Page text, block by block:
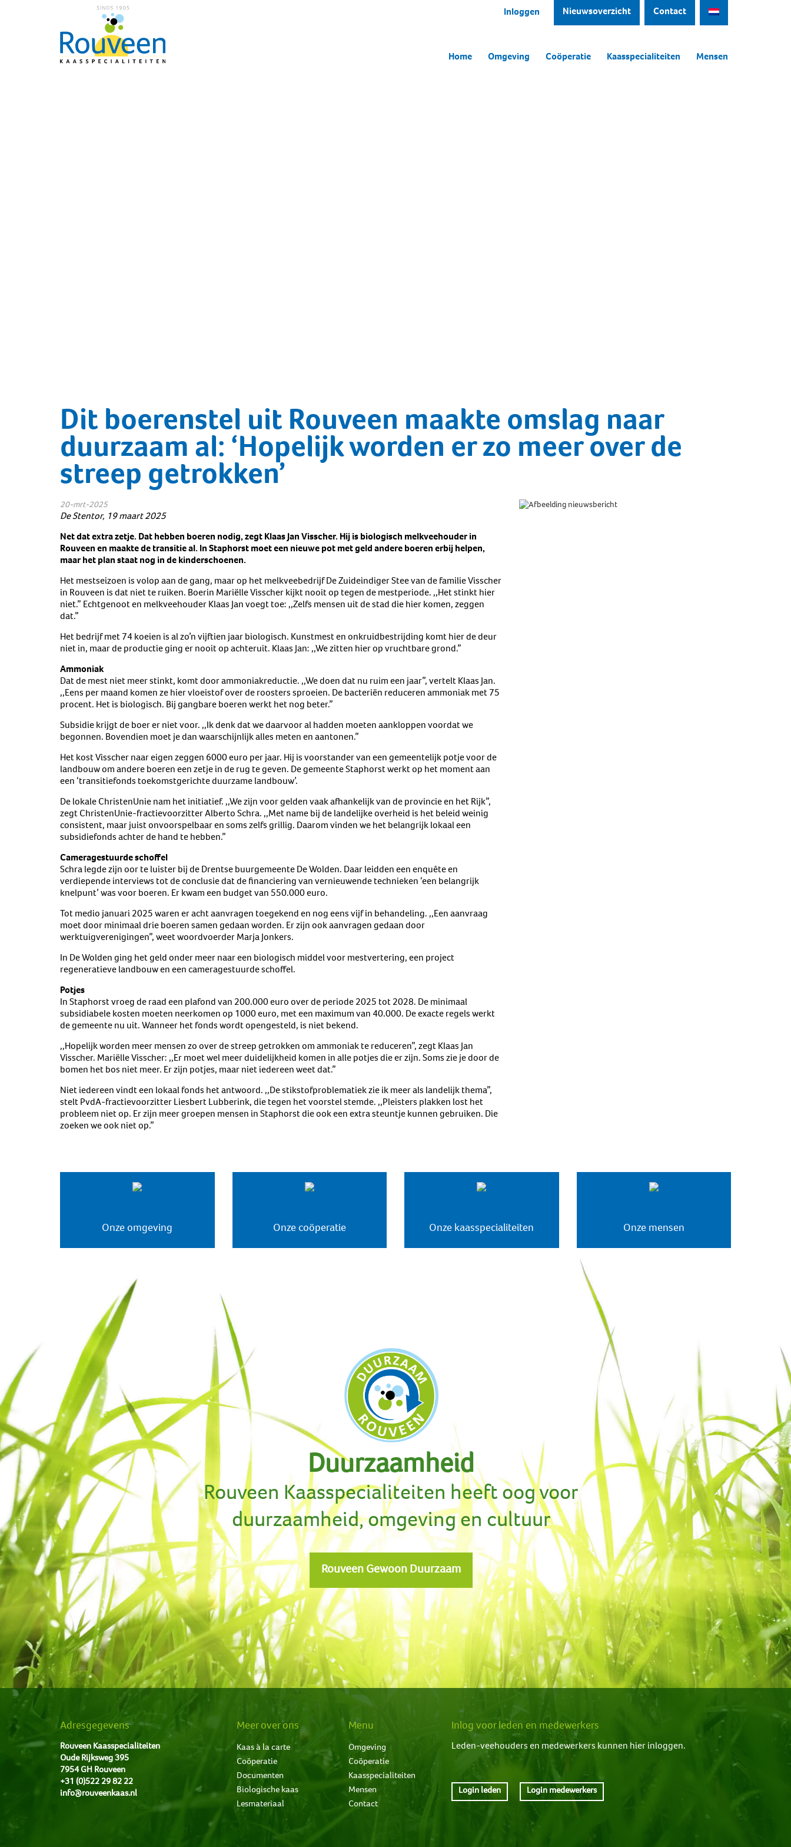
Inloggen Nieuwsoverzicht Contact
Home Omgeving Coöperatie Kaasspecialiteiten Mensen
Dit boerenstel uit Rouveen maakte omslag naar
duurzaam al: ‘Hopelijk worden er zo meer over de
streep getrokken’
20-mrt-2025
De Stentor, 19 maart 2025
Net dat extra zetje. Dat hebben boeren nodig, zegt Klaas Jan Visscher. Hij is biologisch melkveehouder in
Rouveen en maakte de transitie al. In Staphorst moet een nieuwe pot met geld andere boeren erbij helpen,
maar het plan staat nog in de kinderschoenen.
Het mestseizoen is volop aan de gang, maar op het melkveebedrijf De Zuideindiger Stee van de familie Visscher
in Rouveen is dat niet te ruiken. Boerin Mariëlle Visscher kijkt nooit op tegen de mestperiode. ,,Het stinkt hier
niet.” Echtgenoot en melkveehouder Klaas Jan voegt toe: ,,Zelfs mensen uit de stad die hier komen, zeggen
dat.”
Het bedrijf met 74 koeien is al zo’n vijftien jaar biologisch. Kunstmest en onkruidbestrijding komt hier de deur
niet in, maar de productie ging er nooit op achteruit. Klaas Jan: ,,We zitten hier op vruchtbare grond.”
Ammoniak
Dat de mest niet meer stinkt, komt door ammoniakreductie. ,,We doen dat nu ruim een jaar”, vertelt Klaas Jan.
,,Eens per maand komen ze hier vloeistof over de roosters sproeien. De bacteriën reduceren ammoniak met 75
procent. Het is biologisch. Bij gangbare boeren werkt het nog beter.”
Subsidie krijgt de boer er niet voor. ,,Ik denk dat we daarvoor al hadden moeten aankloppen voordat we
begonnen. Bovendien moet je dan waarschijnlijk alles meten en aantonen.”
Het kost Visscher naar eigen zeggen 6000 euro per jaar. Hij is voorstander van een gemeentelijk potje voor de
landbouw om andere boeren een zetje in de rug te geven. De gemeente Staphorst werkt op het moment aan
een ‘transitiefonds toekomstgerichte duurzame landbouw’.
De lokale ChristenUnie nam het initiatief. ,,We zijn voor gelden vaak afhankelijk van de provincie en het Rijk”,
zegt ChristenUnie-fractievoorzitter Alberto Schra. ,,Met name bij de landelijke overheid is het beleid weinig
consistent, maar juist onvoorspelbaar en soms zelfs grillig. Daarom vinden we het belangrijk lokaal een
subsidiefonds achter de hand te hebben.”
Cameragestuurde schoffel
Schra legde zijn oor te luister bij de Drentse buurgemeente De Wolden. Daar leidden een enquête en
verdiepende interviews tot de conclusie dat de financiering van vernieuwende technieken ‘een belangrijk
knelpunt’ was voor boeren. Er kwam een budget van 550.000 euro.
Tot medio januari 2025 waren er acht aanvragen toegekend en nog eens vijf in behandeling. ,,Een aanvraag
moet door minimaal drie boeren samen gedaan worden. Er zijn ook aanvragen gedaan door
werktuigverenigingen”, weet woordvoerder Marja Jonkers.
In De Wolden ging het geld onder meer naar een biologisch middel voor mestvertering, een project
regeneratieve landbouw en een cameragestuurde schoffel.
Potjes
In Staphorst vroeg de raad een plafond van 200.000 euro over de periode 2025 tot 2028. De minimaal
subsidiabele kosten moeten neerkomen op 1000 euro, met een maximum van 40.000. De exacte regels werkt
de gemeente nu uit. Wanneer het fonds wordt opengesteld, is niet bekend.
,,Hopelijk worden meer mensen zo over de streep getrokken om ammoniak te reduceren”, zegt Klaas Jan
Visscher. Mariëlle Visscher: ,,Er moet wel meer duidelijkheid komen in alle potjes die er zijn. Soms zie je door de
bomen het bos niet meer. Er zijn potjes, maar niet iedereen weet dat.”
Niet iedereen vindt een lokaal fonds het antwoord. ,,De stikstofproblematiek zie ik meer als landelijk thema”,
stelt PvdA-fractievoorzitter Liesbert Lubberink, die tegen het voorstel stemde. ,,Pleisters plakken lost het
probleem niet op. Er zijn meer groepen mensen in Staphorst die ook een extra steuntje kunnen gebruiken. Die
zoeken we ook niet op.”
Onze omgeving
Duurzame zuivelketen
Biodiversiteit à la carte
Onze coöperatie Onze kaasspecialiteiten Onze mensen
Duurzaamheid
Rouveen Kaasspecialiteiten heeft oog voor
duurzaamheid, omgeving en cultuur
Rouveen Gewoon Duurzaam
Adresgegevens
Rouveen Kaasspecialiteiten
Oude Rijksweg 395
7954 GH Rouveen
+31 (0)522 29 82 22
info@rouveenkaas.nl
Meer over ons
Kaas à la carte
Coöperatie
Documenten
Biologische kaas
Lesmateriaal
Menu
Omgeving
Coöperatie
Kaasspecialiteiten
Mensen
Contact
Inlog voor leden en medewerkers
Leden-veehouders en medewerkers kunnen hier inloggen.
Login leden Login medewerkers